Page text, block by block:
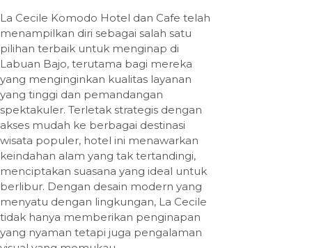
La Cecile Komodo Hotel dan Cafe telah
menampilkan diri sebagai salah satu
pilihan terbaik untuk menginap di
Labuan Bajo, terutama bagi mereka
yang menginginkan kualitas layanan
yang tinggi dan pemandangan
spektakuler. Terletak strategis dengan
akses mudah ke berbagai destinasi
wisata populer, hotel ini menawarkan
keindahan alam yang tak tertandingi,
menciptakan suasana yang ideal untuk
berlibur. Dengan desain modern yang
menyatu dengan lingkungan, La Cecile
tidak hanya memberikan penginapan
yang nyaman tetapi juga pengalaman